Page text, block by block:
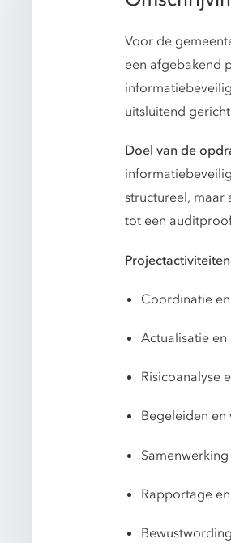
Voor de
een afgebakend
uitsluitend
Doel van de
structureel, maar
tot een
Coordinatie
Actualisatie
Risicoanalyse
Begeleiden
Rapportage